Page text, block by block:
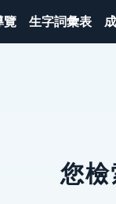
覽 生字詞彙表
您檢